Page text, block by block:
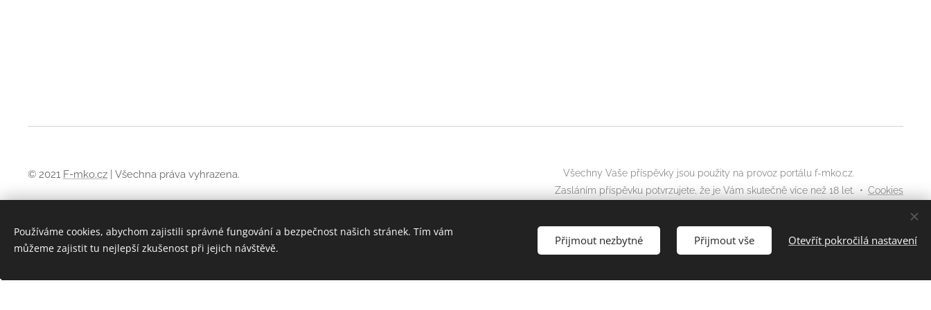
© 2021 F-mko.cz | Všechna práva vyhrazena.
Pravidla ochrany soukromí
Všechny Vaše příspěvky jsou použity na provoz portálu f-mko.cz.
Zasláním příspěvku potvrzujete, že je Vám skutečně více než 18 let.
Cookies
Používáme cookies, abychom zajistili správné fungování a bezpečnost našich stránek. Tím vám
můžeme zajistit tu nejlepší zkušenost při jejich návštěvě.
Přijmout nezbytné Přijmout vše Otevřít pokročilá nastavení